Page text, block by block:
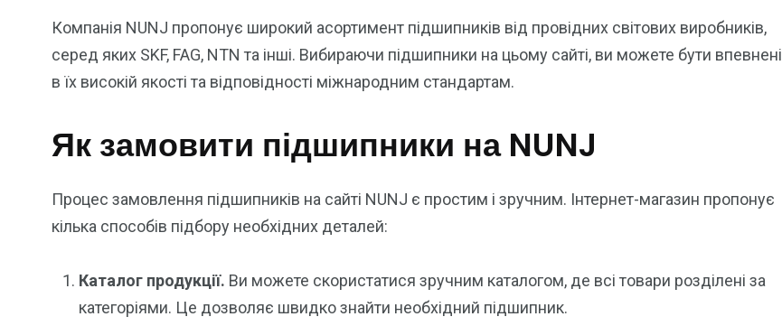
Компанія NUNJ пропонує широкий асортимент підшипників від провідних світових виробників,
серед яких SKF, FAG, NTN та інші. Вибираючи підшипники на цьому сайті, ви можете бути впевнені
в їх високій якості та відповідності міжнародним стандартам.
Як замовити підшипники на NUNJ
Процес замовлення підшипників на сайті NUNJ є простим і зручним. Інтернет-магазин пропонує
кілька способів підбору необхідних деталей:
Каталог продукції. Ви можете скористатися зручним каталогом, де всі товари розділені за
категоріями. Це дозволяє швидко знайти необхідний підшипник.